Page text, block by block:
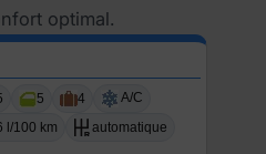
optimal.
5 4
A/C
l/100 km
automatique